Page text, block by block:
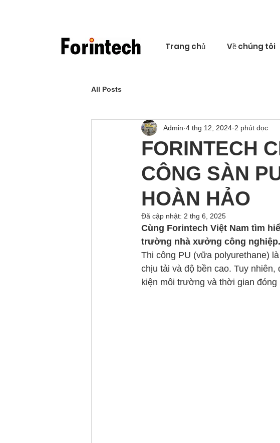
Trang chủ Về chúng tôi
All Posts
FORINTECH
CÔNG SÀN
HOÀN HẢO
Admin 4 thg 12, 2024 2 phút đọc
Đã cập nhật: 2 thg 6, 2025
Cùng Forintech Việt Nam tìm
trường nhà xưởng công nghiệp.
Thi công PU (vữa polyurethane)
chịu tải và độ bền cao. Tuy
kiện môi trường và thời gian đóng